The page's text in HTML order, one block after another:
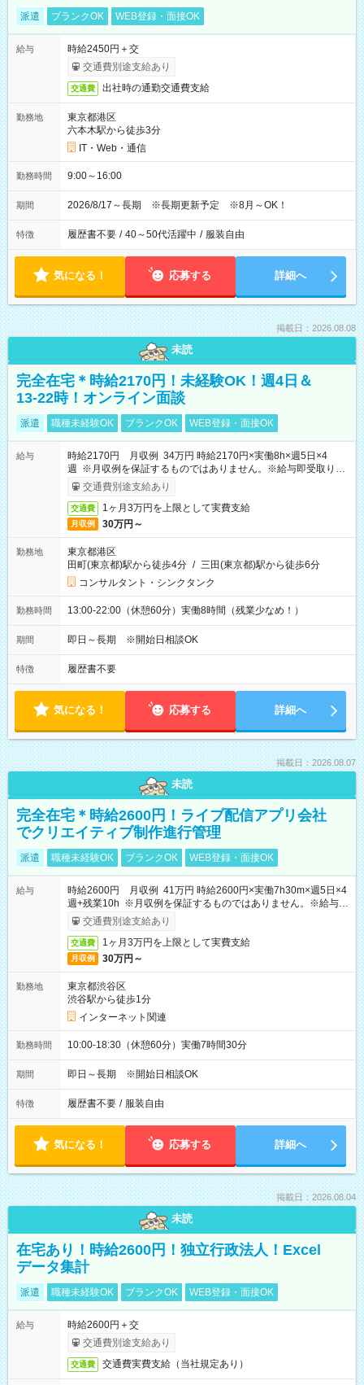
派遣 ブランクOK WEB登録・面接OK
給与
時給2450円＋交
交通費別途支給あり
交通費 出社時の通勤交通費支給
勤務地
東京都港区
六本木駅から徒歩3分
IT・Web・通信
勤務時間 9:00～16:00
期間 2026/8/17～長期 ※長期更新予定 ※8月～OK！
特徴 履歴書不要 / 40～50代活躍中 / 服装自由
気になる！ 応募する 詳細へ
掲載日：2026.08.08
未読
完全在宅＊時給2170円！未経験OK！週4日＆
13-22時！オンライン面談
派遣 職種未経験OK ブランクOK WEB登録・面接OK
給与
時給2170円 月収例 34万円 時給2170円×実働8h×週5日×4
週 ※月収例を保証するものではありません。※給与即受取りサ
ービス利用可（利用条件有）
交通費別途支給あり
交通費 1ヶ月3万円を上限として実費支給
月収例 30万円～
勤務地
東京都港区
田町(東京都)駅から徒歩4分 / 三田(東京都)駅から徒歩6分
コンサルタント・シンクタンク
勤務時間 13:00-22:00（休憩60分）実働8時間（残業少なめ！）
期間 即日～長期 ※開始日相談OK
特徴 履歴書不要
気になる！ 応募する 詳細へ
掲載日：2026.08.07
未読
完全在宅＊時給2600円！ライブ配信アプリ会社
でクリエイティブ制作進行管理
派遣 職種未経験OK ブランクOK WEB登録・面接OK
給与
時給2600円 月収例 41万円 時給2600円×実働7h30m×週5日×4
週+残業10h ※月収例を保証するものではありません。※給与即
受取りサービス利用可（利用条件有）
交通費別途支給あり
交通費 1ヶ月3万円を上限として実費支給
月収例 30万円～
勤務地
東京都渋谷区
渋谷駅から徒歩1分
インターネット関連
勤務時間 10:00-18:30（休憩60分）実働7時間30分
期間 即日～長期 ※開始日相談OK
特徴 履歴書不要 / 服装自由
気になる！ 応募する 詳細へ
掲載日：2026.08.04
未読
在宅あり！時給2600円！独立行政法人！Excel
データ集計
派遣 職種未経験OK ブランクOK WEB登録・面接OK
給与
時給2600円＋交
交通費別途支給あり
交通費 交通費実費支給（当社規定あり）